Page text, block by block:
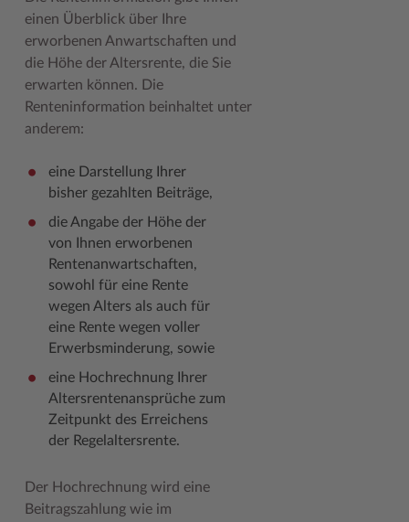
Geodatenportale (Kreiskarte)
Kontakt / Öffnungszeiten
Lebenslagen
Lexikon
Publikationen
Wo Sie uns finden
Wunsch-Kennzeichen ↗
Zuständigkeitsfinder SH ↗
Fotoarchiv
Klimaanpassungskonzept
Kreistag Sitzungskalender
Newsletter
Pressemeldungen
Social Media
Stellenangebote
Stormarninfo
Termine
Ukrainehilfe
Woche der Seelischen Gesundheit
Karrieretag
Kreispräsident
Kreistag Sitzungskalender
Kreisverwaltung
Sonderbereiche
Stabsbereiche
Städte und Gemeinden
Wahlen im Kreis
Wappen und Geschichte
Wappenrolle
Was ist ein Kreis?
Zahlen, Daten, Fakten
Offene Stellen
Weiterbildung beim Kreis Stormarn
Wen wir suchen
Klimaschutz beim Kreis Stormarn
Stormarner Bündnis für bezahlbares Wohnen
Wirtschafts- und Aufbaugesellschaft Stormarn
Kulturelle Einrichtungen
Naturschutzgebiete
Radwandern
Lieblingsplätze in der Metropolregion
Termine und Veranstaltungen
Tourismus
Umlandscout Hamburg
Vereine und Gruppen
Wälder und Moore
einen Überblick über Ihre
erworbenen Anwartschaften und
die Höhe der Altersrente, die Sie
erwarten können. Die
Renteninformation beinhaltet unter
anderem:
eine Darstellung Ihrer
bisher gezahlten Beiträge,
die Angabe der Höhe der
von Ihnen erworbenen
Rentenanwartschaften,
sowohl für eine Rente
wegen Alters als auch für
eine Rente wegen voller
Erwerbsminderung, sowie
eine Hochrechnung Ihrer
Altersrentenansprüche zum
Zeitpunkt des Erreichens
der Regelaltersrente.
Der Hochrechnung wird eine
Beitragszahlung wie im